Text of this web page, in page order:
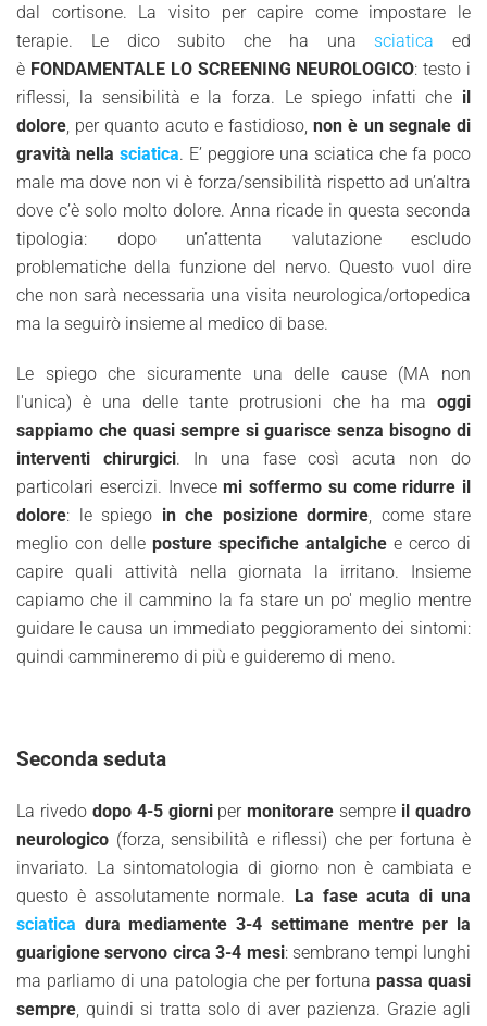
dal cortisone. La visito per capire come impostare le
terapie. Le dico subito che ha una sciatica ed
è FONDAMENTALE LO SCREENING NEUROLOGICO: testo i
riflessi, la sensibilità e la forza. Le spiego infatti che il
dolore, per quanto acuto e fastidioso,non è un segnale di
gravità nella sciatica. E’ peggiore una sciatica che fa poco
male ma dove non vi è forza/sensibilità rispetto ad un’altra
dove c’è solo molto dolore. Anna ricade in questa seconda
tipologia: dopo un’attenta valutazione escludo
problematiche della funzione del nervo. Questo vuol dire
che non sarà necessaria una visita neurologica/ortopedica
ma la seguirò insieme al medico di base.
Le spiego che sicuramente una delle cause (MA non
l'unica) è una delle tante protrusioni che ha ma oggi
sappiamo che quasi sempre si guarisce senza bisogno di
interventi chirurgici. In una fase così acuta non do
particolari esercizi. Invecemi soffermo su come ridurre il
dolore: le spiego in che posizione dormire, come stare
meglio con delle posture specifiche antalgiche e cerco di
capire quali attività nella giornata la irritano. Insieme
capiamo che il cammino la fa stare un po' meglio mentre
guidare le causa un immediato peggioramento dei sintomi:
quindi cammineremo di più e guideremo di meno.
Seconda seduta
La rivedo dopo 4-5 giornipermonitorare sempre il quadro
neurologico (forza, sensibilità e riflessi) che per fortuna è
invariato. La sintomatologia di giorno non è cambiata e
questo è assolutamente normale.
La fase acuta di una
sciatica dura mediamente 3-4 settimane mentre per la
guarigione servono circa 3-4 mesi: sembrano tempi lunghi
ma parliamo di una patologia che per fortuna passa quasi
sempre, quindi si tratta solo di aver pazienza. Grazie agli